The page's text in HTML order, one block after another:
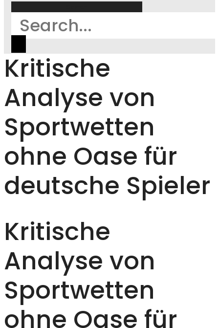
Kritische
Analyse von
Sportwetten
ohne Oase für
deutsche Spieler
Kritische
Analyse von
Sportwetten
ohne Oase für